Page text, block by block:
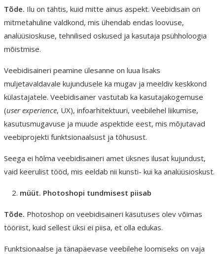
Tõde. Ilu on tähtis, kuid mitte ainus aspekt. Veebidisain on
mitmetahuline valdkond, mis ühendab endas loovuse,
analüüsioskuse, tehnilised oskused ja kasutaja psühholoogia
mõistmise.
Veebidisaineri peamine ülesanne on luua lisaks
muljetavaldavale kujundusele ka mugav ja meeldiv keskkond
külastajatele. Veebidisainer vastutab ka kasutajakogemuse
(user experience, UX), infoarhitektuuri, veebilehel liikumise,
kasutusmugavuse ja muude aspektide eest, mis mõjutavad
veebiprojekti funktsionaalsust ja tõhusust.
Seega ei hõlma veebidisaineri amet üksnes ilusat kujundust,
vaid keerulist tööd, mis eeldab nii kunsti- kui ka analüüsioskust.
müüt. Photoshopi tundmisest piisab
Tõde. Photoshop on veebidisaineri käsutuses olev võimas
tööriist, kuid sellest üksi ei piisa, et olla edukas.
Funktsionaalse ja tänapäevase veebilehe loomiseks on vaja